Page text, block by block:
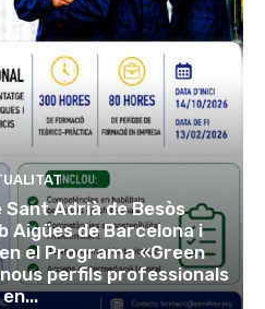
Sant Adrià de Besòs
Aigües de Barcelona i
el Programa «Green
perfils professionals
en...